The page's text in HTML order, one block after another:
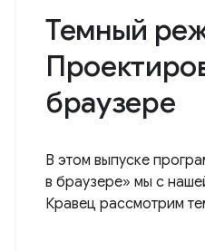
Темный
браузере
В этом выпуске
в браузере» мы с
Кравец рассмотрим